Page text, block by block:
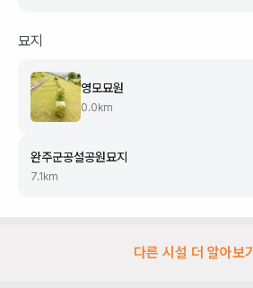
묘지
영모묘원
0.0 km
완주군공설공원묘지
7.1 km
다른 시설 더 알아보기